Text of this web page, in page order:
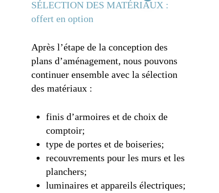
SÉLECTION DES MATÉRIAUX :
offert en option
Après l’étape de la conception des
plans d’aménagement, nous pouvons
continuer ensemble avec la sélection
des matériaux :
finis d’armoires et de choix de
comptoir;
type de portes et de boiseries;
recouvrements pour les murs et les
planchers;
luminaires et appareils électriques;